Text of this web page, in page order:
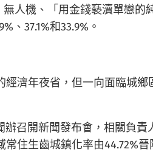
無人機、「用金錢褻瀆單戀
、37.1%和33.9%。
經濟年夜省，但一向面臨城鄉
辦召開新聞發布會，相關負
住生齒城鎮化率由44.72%晉